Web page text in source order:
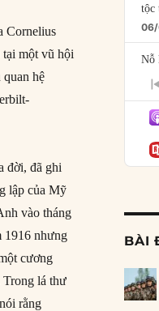
Cornelius
một vũ hội
hệ
đời, đã ghi
lập của Mỹ
vào tháng
1916 nhưng
cương
Trong lá thư
rằng
tộc
Nỗ
trị
BÀI